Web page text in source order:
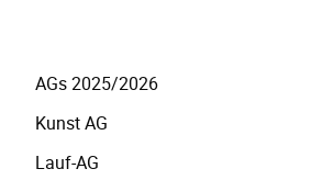
überspringen
AGs 2025/2026
Kunst AG
Lauf-AG